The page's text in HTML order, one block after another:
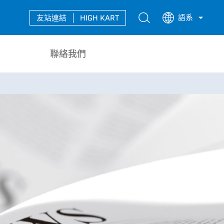
友站連結 HIGH KART 語系
EN
聯絡我們